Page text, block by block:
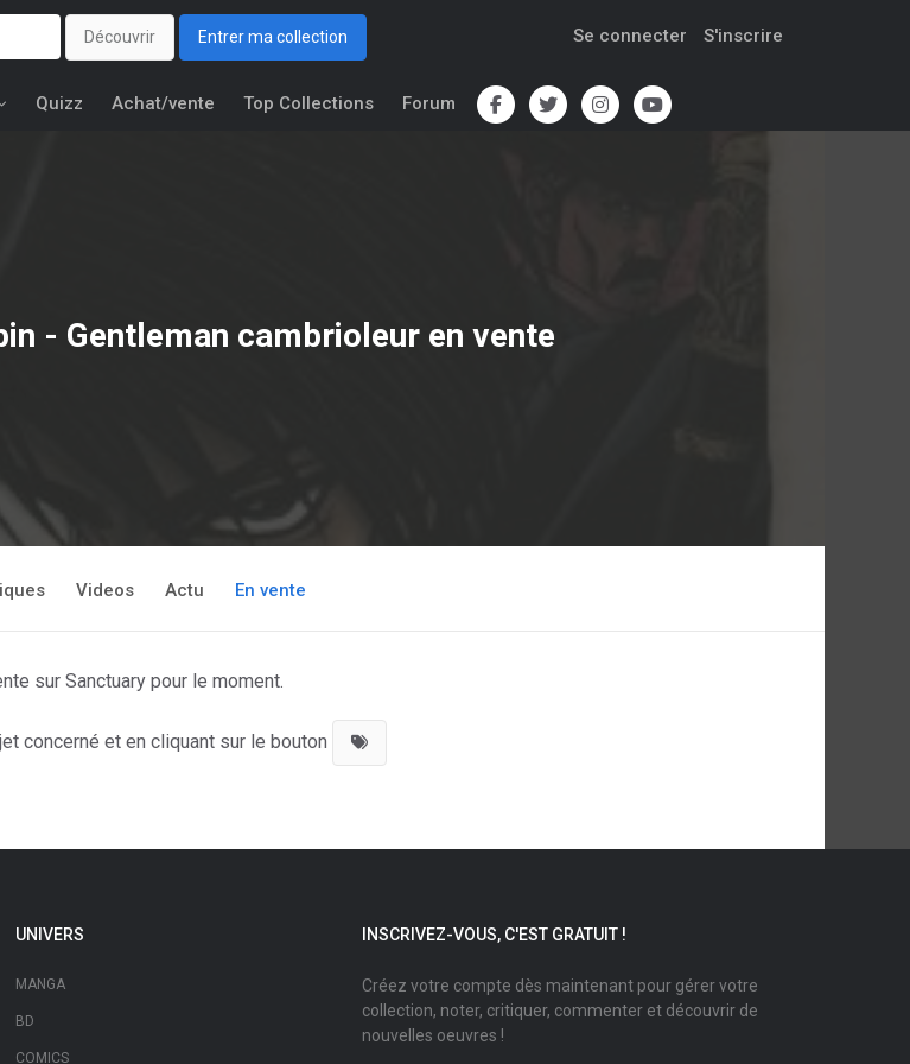
Découvrir Entrer ma collection Se connecter S'inscrire
Quizz Achat/vente Top Collections Forum
- Gentleman cambrioleuren vente
Videos Actu En vente
sur Sanctuary pour le moment.
concerné et en cliquant sur le bouton
UNIVERS
MANGA
BD
COMICS
INSCRIVEZ-VOUS, C'EST GRATUIT !
Créez votre compte dès maintenant pour gérer votre
collection, noter, critiquer, commenter et découvrir de
nouvelles oeuvres !